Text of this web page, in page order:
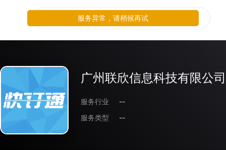
广州联欣信息科技有限公司
服务行业
--
服务类型
--
服务异常，请稍候再试